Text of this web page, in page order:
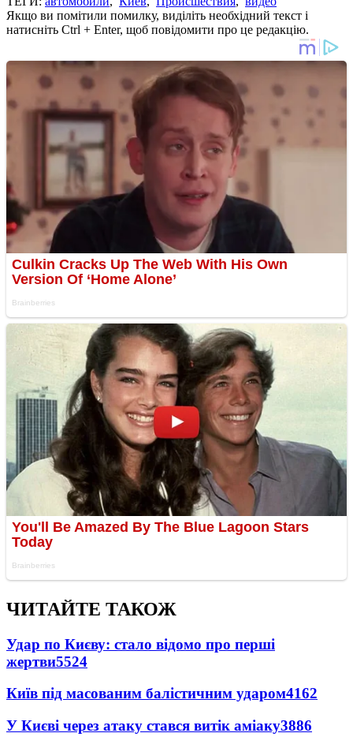
Якщо ви помітили помилку, виділіть необхідний текст і
натисніть Ctrl + Enter, щоб повідомити про це редакцію.
ЧИТАЙТЕ ТАКОЖ
Удар по Києву: стало відомо про перші
жертви5524
Київ під масованим балістичним ударом4162
У Києві через атаку стався витік аміаку3886